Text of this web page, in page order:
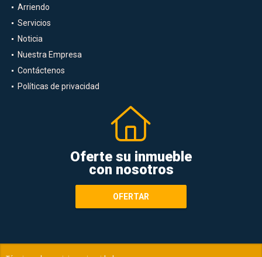
Arriendo
Servicios
Noticia
Nuestra Empresa
Contáctenos
Políticas de privacidad
Oferte su inmueble
con nosotros
OFERTAR